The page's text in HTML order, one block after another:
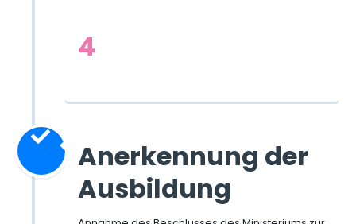
4
Anerkennung der
Ausbildung